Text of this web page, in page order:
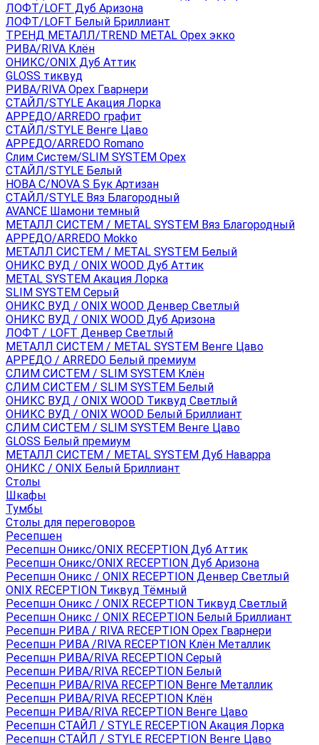
ЛОФТ/LOFT Дуб Аризона
ЛОФТ/LOFT Белый Бриллиант
ТРЕНД МЕТАЛЛ/TREND METAL Орех экко
РИВА/RIVA Клён
ОНИКС/ONIX Дуб Аттик
GLOSS тиквуд
РИВА/RIVA Орех Гварнери
СТАЙЛ/STYLE Акация Лорка
АРРЕДО/ARREDO графит
СТАЙЛ/STYLE Венге Цаво
АРРЕДО/ARREDO Romano
Слим Систем/SLIM SYSTEM Орех
СТАЙЛ/STYLE Белый
НОВА С/NOVA S Бук Артизан
СТАЙЛ/STYLE Вяз Благородный
AVANCE Шамони темный
МЕТАЛЛ СИСТЕМ / METAL SYSTEM Вяз Благородный
АРРЕДО/ARREDO Mokko
МЕТАЛЛ СИСТЕМ / METAL SYSTEM Белый
ОНИКС ВУД / ONIX WOOD Дуб Аттик
METAL SYSTEM Акация Лорка
SLIM SYSTEM Серый
ОНИКС ВУД / ONIX WOOD Денвер Светлый
ОНИКС ВУД / ONIX WOOD Дуб Аризона
ЛОФТ / LOFT Денвер Светлый
МЕТАЛЛ СИСТЕМ / METAL SYSTEM Венге Цаво
АРРЕДО / ARREDO Белый премиум
СЛИМ СИСТЕМ / SLIM SYSTEM Клён
СЛИМ СИСТЕМ / SLIM SYSTEM Белый
ОНИКС ВУД / ONIX WOOD Тиквуд Светлый
ОНИКС ВУД / ONIX WOOD Белый Бриллиант
СЛИМ СИСТЕМ / SLIM SYSTEM Венге Цаво
GLOSS Белый премиум
МЕТАЛЛ СИСТЕМ / METAL SYSTEM Дуб Наварра
ОНИКС / ONIX Белый Бриллиант
Столы
Шкафы
Тумбы
Столы для переговоров
Ресепшен
Ресепшн Оникс/ONIX RECEPTION Дуб Аттик
Ресепшн Оникс/ONIX RECEPTION Дуб Аризона
Ресепшн Оникс / ONIX RECEPTION Денвер Светлый
ONIX RECEPTION Тиквуд Тёмный
Ресепшн Оникс / ONIX RECEPTION Тиквуд Светлый
Ресепшн Оникс / ONIX RECEPTION Белый Бриллиант
Ресепшн РИВА / RIVA RECEPTION Орех Гварнери
Ресепшн РИВА /RIVA RECEPTION Клён Металлик
Ресепшн РИВА/RIVA RECEPTION Серый
Ресепшн РИВА/RIVA RECEPTION Белый
Ресепшн РИВА/RIVA RECEPTION Венге Металлик
Ресепшн РИВА/RIVA RECEPTION Клён
Ресепшн РИВА/RIVA RECEPTION Венге Цаво
Ресепшн СТАЙЛ / STYLE RECEPTION Акация Лорка
Ресепшн СТАЙЛ / STYLE RECEPTION Венге Цаво